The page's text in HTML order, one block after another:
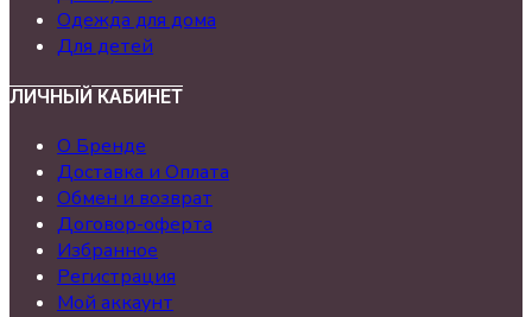
Одежда для дома
Для детей
ЛИЧНЫЙ КАБИНЕТ
О Бренде
Доставка и Оплата
Обмен и возврат
Договор-оферта
Избранное
Регистрация
Мой аккаунт